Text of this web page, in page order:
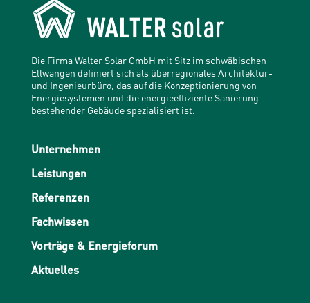
Die Firma Walter Solar GmbH mit Sitz im schwäbischen
Ellwangen definiert sich als überregionales Architektur-
und Ingenieurbüro, das auf die Konzeptionierung von
Energiesystemen und die energieeffiziente Sanierung
bestehender Gebäude spezialisiert ist.
Unternehmen
Leistungen
Referenzen
Fachwissen
Vorträge & Energieforum
Aktuelles